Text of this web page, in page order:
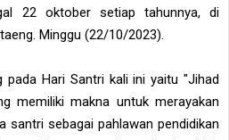
22 oktober setiap tahunnya, di
Minggu (22/10/2023).
pada Hari Santri kali ini yaitu "Jihad
memiliki makna untuk merayakan
santri sebagai pahlawan pendidikan